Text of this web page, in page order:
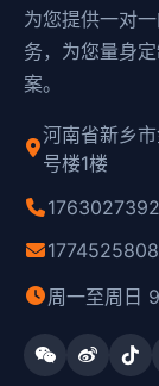
为您提供一对
务，为您量身
案。
河南省新乡
号楼1楼
周一至周日